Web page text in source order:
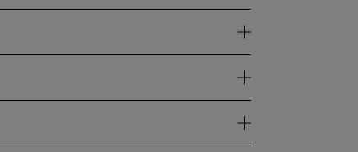
途に合うように、必要な情
ば、類似のアイテムと交
イザーが交換オプションを
な投資をされたことにな
のです。中古製品を購入さ
入された場合も保証対象
、警察、工場および企業
ンタルプラットフォー